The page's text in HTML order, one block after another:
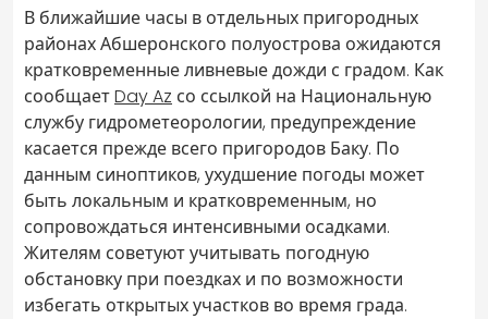
В ближайшие часы в отдельных пригородных
районах Абшеронского полуострова ожидаются
кратковременные ливневые дожди с градом. Как
сообщаетDay Az со ссылкой на Национальную
службу гидрометеорологии, предупреждение
касается прежде всего пригородов Баку. По
данным синоптиков, ухудшение погоды может
быть локальным и кратковременным, но
сопровождаться интенсивными осадками.
Жителям советуют учитывать погодную
обстановку при поездках и по возможности
избегать открытых участков во время града.